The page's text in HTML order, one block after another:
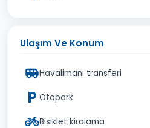
Ulaşım Ve Konum
Havalimanı transferi
Otopark
Bisiklet kiralama